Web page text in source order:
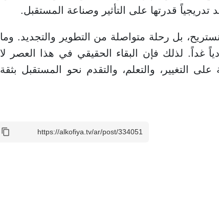
تدريجياً قدرتها على التأثير وصناعة المستقبل.
بل رحلة متواصلة من التطوير والتجديد. وما
غداً. لذلك فإن البقاء الحقيقي في هذا العصر لا
التغيير، والتعلم، والتقدم نحو المستقبل بثقة